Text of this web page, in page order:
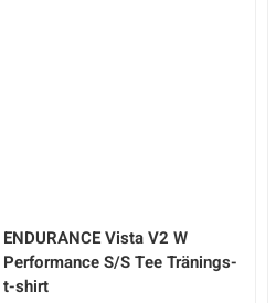
ENDURANCEVista V2 W
Performance S/S Tee Tränings-
t-shirt